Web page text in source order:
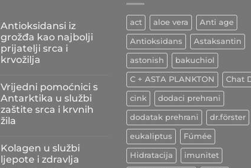
Antioksidansi iz
grožđa kao najbolji
prijatelji srca i
krvožilja
na
Antioksidansi
iz
grožđa
kao
najbolji
krvožilja
Vrijedni pomoćnici s
Antarktika u službi
zaštite srca i krvnih
žila
na
Vrijedni
pomoćnici
Kolagen u službi
ljepote i zdravlja
act aloe vera Anti age
Antioksidans Astaksantin
astonish bakuchiol
C + ASTA PLANKTON Chat
cink dodaci prehrani
dodatak prehrani dr.förster
eukaliptus Fúmée
Hidratacija imunitet